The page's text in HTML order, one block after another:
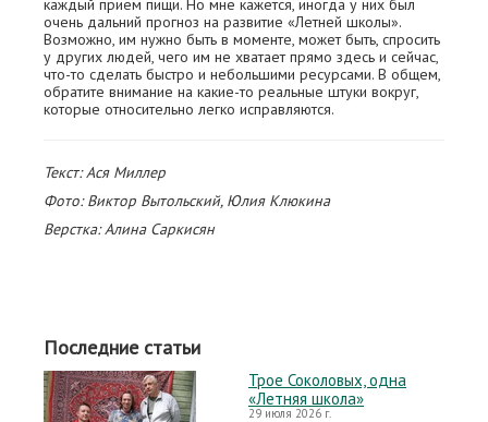
каждый прием пищи. Но мне кажется, иногда у них был
очень дальний прогноз на развитие «Летней школы».
Возможно, им нужно быть в моменте, может быть, спросить
у других людей, чего им не хватает прямо здесь и сейчас,
что-то сделать быстро и небольшими ресурсами. В общем,
обратите внимание на какие-то реальные штуки вокруг,
которые относительно легко исправляются.
Текст: Ася Миллер
Фото: Виктор Вытольский, Юлия Клюкина
Верстка: Алина Саркисян
Последние статьи
Трое Соколовых, одна
«Летняя школа»
29 июля 2026 г.